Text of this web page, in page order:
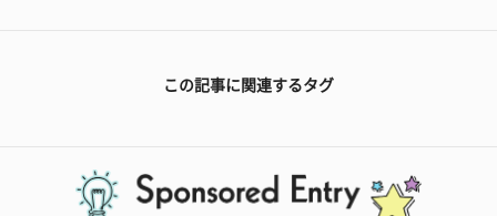
この記事に関連するタグ